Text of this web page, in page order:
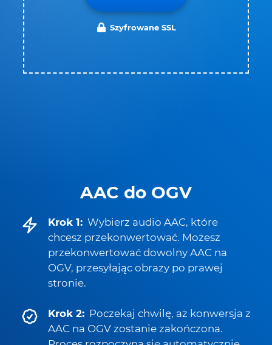
AAC do OGV
Krok 1: Wybierz audio AAC, które
chcesz przekonwertować. Możesz
przekonwertować dowolny AAC na
OGV, przesyłając obrazy po prawej
stronie.
Krok 2: Poczekaj chwilę, aż konwersja z
AAC na OGV zostanie zakończona.
Szyfrowane SSL